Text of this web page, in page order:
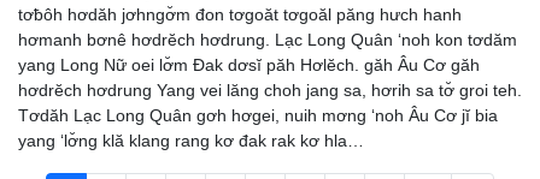
tơƀôh hơdăh jơhngơ̆m đon tơgoăt tơgoăl păng hưch hanh
hơmanh bơnê hơdrĕch hơdrung. Lạc Long Quân ‘noh kon tơdăm
yang Long Nữ oei lơ̆m Đak dơsĭ păh Hơlĕch. găh Âu Cơ găh
hơdrĕch hơdrung Yang vei lăng choh jang sa, hơrih sa tơ̆ groi teh.
Tơdăh Lạc Long Quân gơh hơgei, nuih mơng ‘noh Âu Cơ jĭ bia
yang ‘lơ̆ng klă klang rang kơ đak rak kơ hla…